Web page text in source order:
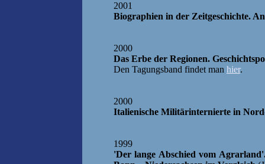
2001
Biographien in der Zeitgeschichte.
2000
Das Erbe der Regionen.
Den Tagungsband findet man hier.
2000
Italienische Militärinternierte in
1999
'Der lange Abschied vom